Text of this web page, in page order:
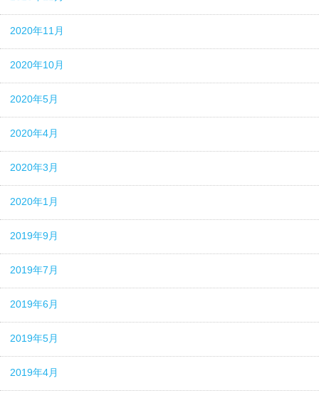
2020年11月
2020年10月
2020年5月
2020年4月
2020年3月
2020年1月
2019年9月
2019年7月
2019年6月
2019年5月
2019年4月